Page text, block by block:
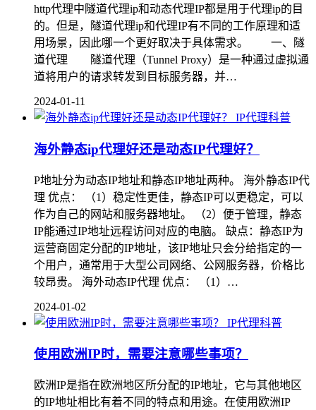
http代理中隧道代理ip和动态代理IP都是用于代理ip的目
的。但是，隧道代理ip和代理IP有不同的工作原理和适
用场景，因此哪一个更好取决于具体需求。 一、隧
道代理 隧道代理（Tunnel Proxy）是一种通过虚拟通
道将用户的请求转发到目标服务器，并…
2024-01-11
IP代理科普
海外静态ip代理好还是动态IP代理好？
P地址分为动态IP地址和静态IP地址两种。 海外静态IP代
理 优点： （1）稳定性更佳，静态IP可以更稳定，可以
作为自己的网站和服务器地址。 （2）便于管理，静态
IP能通过IP地址远程访问对应的电脑。 缺点：静态IP为
运营商固定分配的IP地址，该IP地址只会分给指定的一
个用户，通常用于大型公司网络、公网服务器，价格比
较昂贵。 海外动态IP代理 优点： （1）…
2024-01-02
IP代理科普
使用欧洲IP时，需要注意哪些事项？
欧洲IP是指在欧洲地区所分配的IP地址，它与其他地区
的IP地址相比有着不同的特点和用途。在使用欧洲IP